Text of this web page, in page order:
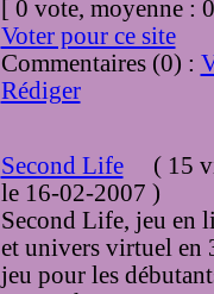
[ 0 vote, moyenne
Voter pour ce site
Commentaires (0) :
Rédiger
Second Life(15
le 16-02-2007 )
Second Life, jeu en
et univers virtuel en
jeu pour les